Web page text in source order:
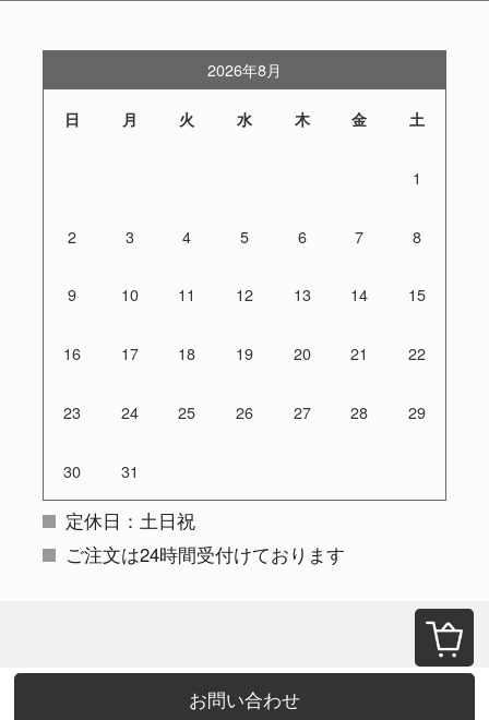
お問い合わせ
2026年8月
日 月 火 水 木 金 土
1
2 3 4 5 6 7 8
9 10 11 12 13 14 15
16 17 18 19 20 21 22
23 24 25 26 27 28 29
30 31
定休日：土日祝
ご注文は24時間受付けております